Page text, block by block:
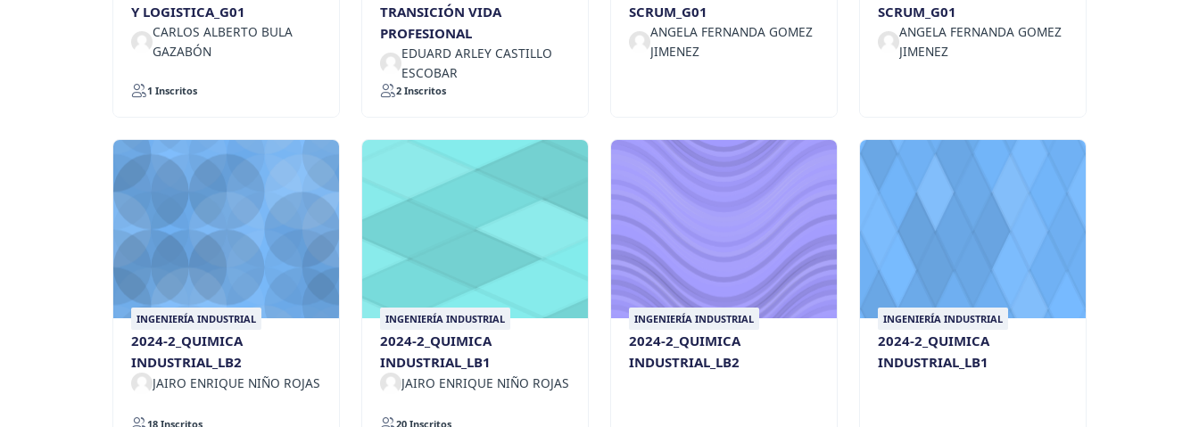
Y LOGISTICA_G01
CARLOS ALBERTO BULA
GAZABÓN
1 Inscritos
TRANSICIÓN VIDA
PROFESIONAL
EDUARD ARLEY CASTILLO
ESCOBAR
2 Inscritos
SCRUM_G01
ANGELA FERNANDA GOMEZ
JIMENEZ
SCRUM_G01
ANGELA FERNANDA GOMEZ
JIMENEZ
INGENIERÍA INDUSTRIAL
2024-2_QUIMICA
INDUSTRIAL_LB2
JAIRO ENRIQUE NIÑO ROJAS
18 Inscritos
INGENIERÍA INDUSTRIAL
2024-2_QUIMICA
INDUSTRIAL_LB1
JAIRO ENRIQUE NIÑO ROJAS
20 Inscritos
INGENIERÍA INDUSTRIAL
2024-2_QUIMICA
INDUSTRIAL_LB2
INGENIERÍA INDUSTRIAL
2024-2_QUIMICA
INDUSTRIAL_LB1